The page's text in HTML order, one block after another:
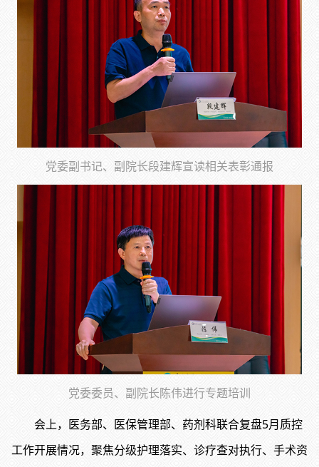
党委副书记、副院长段建辉宣读相关表彰通报
党委委员、副院长陈伟进行专题培训
会上，医务部、医保管理部、药剂科联合复盘5月质控
工作开展情况，聚焦分级护理落实、诊疗查对执行、手术资